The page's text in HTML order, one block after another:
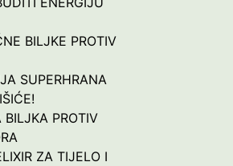
BILJKE PROTIV
SUPERHRANA
PROTIV
ZA TIJELO I